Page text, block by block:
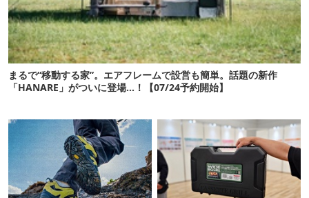
まるで“移動する家”。エアフレームで設営も簡単。話題の新作
「HANARE」がついに登場…！【07/24予約開始】